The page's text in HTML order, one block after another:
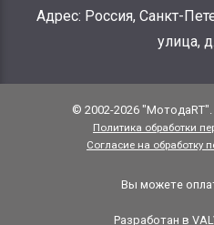
Адрес: Россия, Санкт-
улица,
© 2002-2026
Политика обработки
Согласие на обработку
Вы можете
Разработан в